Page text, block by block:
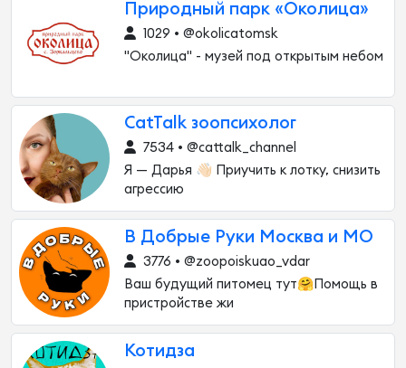
Природный парк «Околица»
1029 • @okolicatomsk
"Околица" - музей под открытым небом
CatTalk зоопсихолог
7534 • @cattalk_channel
Я — Дарья 👋🏻 Приучить к лотку, снизить
агрессию
В Добрые Руки Москва и МО
3776 • @zoopoiskuao_vdar
Ваш будущий питомец тут🤗Помощь в
пристройстве жи
Котидза